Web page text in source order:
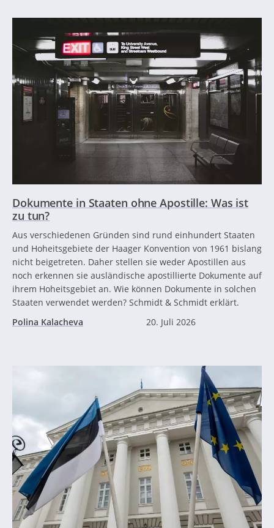
Dokumente in Staaten ohne Apostille: Was ist
zu tun?
Aus verschiedenen Gründen sind rund einhundert Staaten
und Hoheitsgebiete der Haager Konvention von 1961 bislang
nicht beigetreten. Daher stellen sie weder Apostillen aus
noch erkennen sie ausländische apostillierte Dokumente auf
ihrem Hoheitsgebiet an. Wie können Dokumente in solchen
Staaten verwendet werden? Schmidt & Schmidt erklärt.
Polina Kalacheva
20. Juli 2026